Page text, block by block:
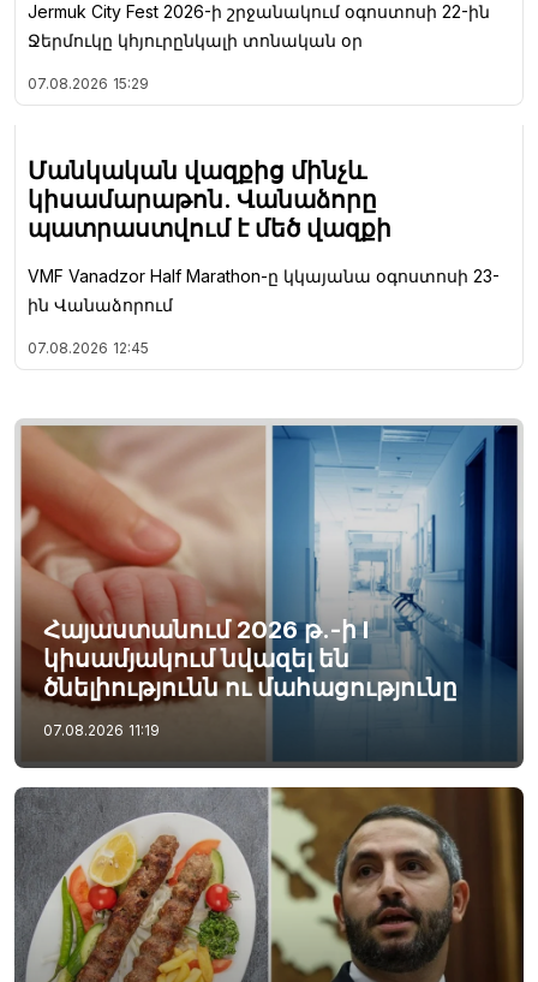
Jermuk City Fest 2026-ի շրջանակում օգոստոսի 22-ին
Ջերմուկը կհյուրընկալի տոնական օր
07.08.2026 15:29
Մանկական վազքից մինչև
կիսամարաթոն. Վանաձորը
պատրաստվում է մեծ վազքի
VMF Vanadzor Half Marathon-ը կկայանա օգոստոսի 23-
ին Վանաձորում
07.08.2026 12:45
Հայաստանում 2026 թ.-ի I
կիսամյակում նվազել են
ծնելիությունն ու մահացությունը
07.08.2026 11:19